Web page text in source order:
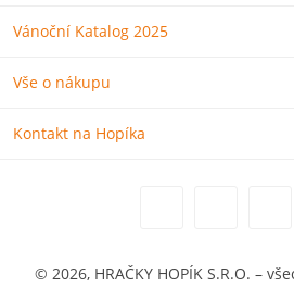
Vánoční Katalog 2025
Vše o nákupu
Kontakt na Hopíka
© 2026, HRAČKY HOPÍK S.R.O. –